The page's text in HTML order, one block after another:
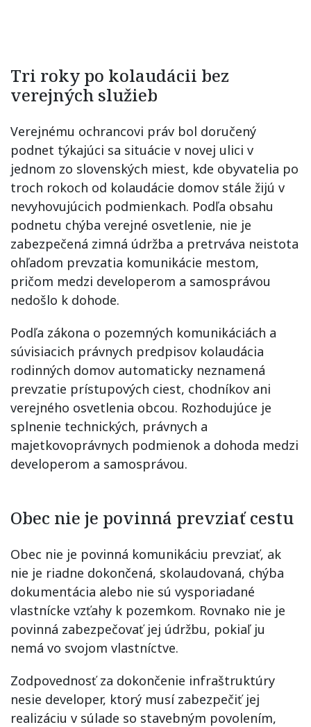
Tri roky po kolaudácii bez
verejných služieb
Verejnému ochrancovi práv bol doručený
podnet týkajúci sa situácie v novej ulici v
jednom zo slovenských miest, kde obyvatelia po
troch rokoch od kolaudácie domov stále žijú v
nevyhovujúcich podmienkach. Podľa obsahu
podnetu chýba verejné osvetlenie, nie je
zabezpečená zimná údržba a pretrváva neistota
ohľadom prevzatia komunikácie mestom,
pričom medzi developerom a samosprávou
nedošlo k dohode.
Podľa zákona o pozemných komunikáciách a
súvisiacich právnych predpisov kolaudácia
rodinných domov automaticky neznamená
prevzatie prístupových ciest, chodníkov ani
verejného osvetlenia obcou. Rozhodujúce je
splnenie technických, právnych a
majetkovoprávnych podmienok a dohoda medzi
developerom a samosprávou.
Obec nie je povinná prevziať cestu
Obec nie je povinná komunikáciu prevziať, ak
nie je riadne dokončená, skolaudovaná, chýba
dokumentácia alebo nie sú vysporiadané
vlastnícke vzťahy k pozemkom. Rovnako nie je
povinná zabezpečovať jej údržbu, pokiaľ ju
nemá vo svojom vlastníctve.
Zodpovednosť za dokončenie infraštruktúry
nesie developer, ktorý musí zabezpečiť jej
realizáciu v súlade so stavebným povolením,